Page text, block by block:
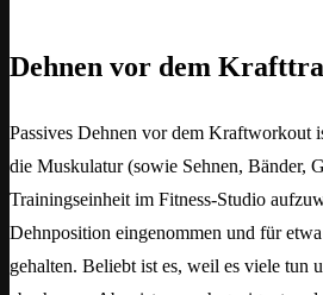
Dehnen vor dem
Passives Dehnen vor dem Kraftworkout
die Muskulatur (sowie Sehnen, Bänder,
Trainingseinheit im Fitness-Studio
Dehnposition eingenommen und für
gehalten. Beliebt ist es, weil es viele tun